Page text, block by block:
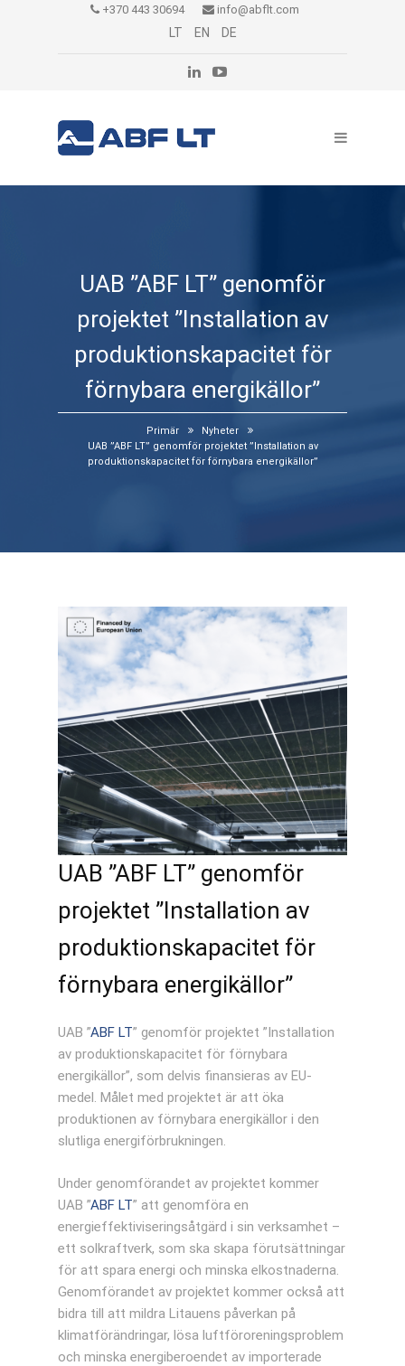
+370 443 30694 info@abflt.com
LT EN DE
UAB ”ABF LT” genomför
projektet ”Installation av
produktionskapacitet för
förnybara energikällor”
Primär
Nyheter
UAB ”ABF LT” genomför projektet ”Installation av
produktionskapacitet för förnybara energikällor”
UAB ”ABF LT” genomför
projektet ”Installation av
produktionskapacitet för
förnybara energikällor”
UAB ”ABF LT” genomför projektet ”Installation
av produktionskapacitet för förnybara
energikällor”, som delvis finansieras av EU-
medel. Målet med projektet är att öka
produktionen av förnybara energikällor i den
slutliga energiförbrukningen.
Under genomförandet av projektet kommer
UAB ”ABF LT” att genomföra en
energieffektiviseringsåtgärd i sin verksamhet –
ett solkraftverk, som ska skapa förutsättningar
för att spara energi och minska elkostnaderna.
Genomförandet av projektet kommer också att
bidra till att mildra Litauens påverkan på
klimatförändringar, lösa luftföroreningsproblem
och minska energiberoendet av importerade